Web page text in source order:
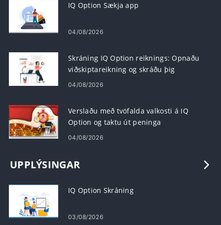
IQ Option Sækja app
04/08/2026
Skráning IQ Option reiknings: Opnaðu
viðskiptareikning og skráðu þig
04/08/2026
Verslaðu með tvöfalda valkosti á IQ
Option og taktu út peninga
04/08/2026
UPPLÝSINGAR
IQ Option Skráning
03/08/2026